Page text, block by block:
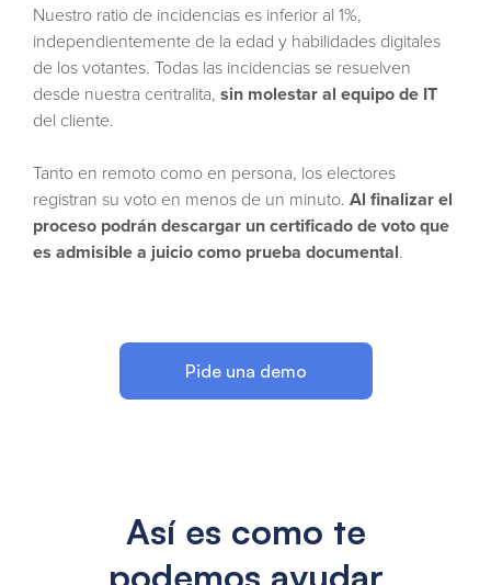
Nuestro ratio de incidencias es inferior al 1%,
independientemente de la edad y habilidades digitales
de los votantes. Todas las incidencias se resuelven
desde nuestra centralita, sin molestar al equipo de IT
del cliente.
Tanto en remoto como en persona, los electores
registran su voto en menos de un minuto. Al finalizar el
proceso podrán descargar un certificado de voto que
es admisible a juicio como prueba documental.
Pide una demo
Así es como te
podemos ayudar